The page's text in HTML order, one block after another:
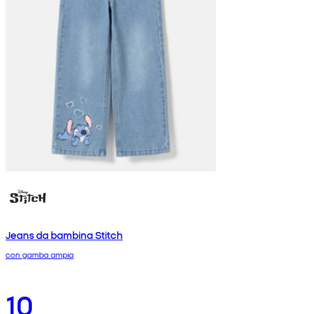
Jeans da bambina Stitch
con gamba ampia
10